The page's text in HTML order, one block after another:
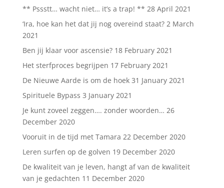
** Pssstt… wacht niet… it’s a trap! ** 28 April 2021
‘Ira, hoe kan het dat jij nog overeind staat? 2 March
2021
Ben jij klaar voor ascensie? 18 February 2021
Het sterfproces begrijpen 17 February 2021
De Nieuwe Aarde is om de hoek 31 January 2021
Spirituele Bypass 3 January 2021
Je kunt zoveel zeggen…. zonder woorden… 26
December 2020
Vooruit in de tijd met Tamara 22 December 2020
Leren surfen op de golven 19 December 2020
De kwaliteit van je leven, hangt af van de kwaliteit
van je gedachten 11 December 2020